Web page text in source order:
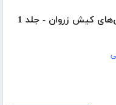
کیش زروان - جلد 1